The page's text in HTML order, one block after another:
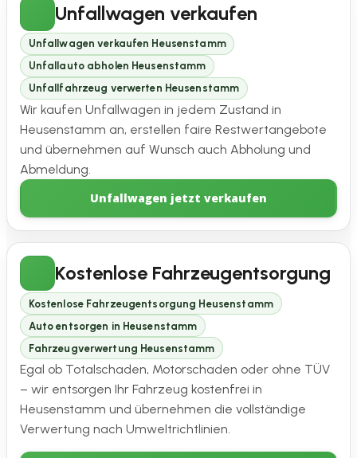
Unfallwagen verkaufen
Unfallwagen verkaufen Heusenstamm
Unfallauto abholen Heusenstamm
Unfallfahrzeug verwerten Heusenstamm
Wir kaufen Unfallwagen in jedem Zustand in
Heusenstamm an, erstellen faire Restwertangebote
und übernehmen auf Wunsch auch Abholung und
Abmeldung.
Unfallwagen jetzt verkaufen
Kostenlose Fahrzeugentsorgung
Kostenlose Fahrzeugentsorgung Heusenstamm
Auto entsorgen in Heusenstamm
Fahrzeugverwertung Heusenstamm
Egal ob Totalschaden, Motorschaden oder ohne TÜV
– wir entsorgen Ihr Fahrzeug kostenfrei in
Heusenstamm und übernehmen die vollständige
Verwertung nach Umweltrichtlinien.